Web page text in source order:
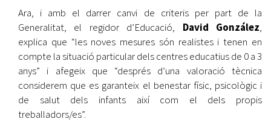
Ara, i amb el darrer canvi de criteris per part de la
Generalitat, el regidor d’Educació, David González,
explica que “les noves mesures són realistes i tenen en
compte la situació particular dels centres educatius de 0 a 3
anys” i afegeix que “després d’una valoració tècnica
considerem que es garanteix el benestar físic, psicològic i
de salut dels infants així com el dels propis
treballadors/es”.